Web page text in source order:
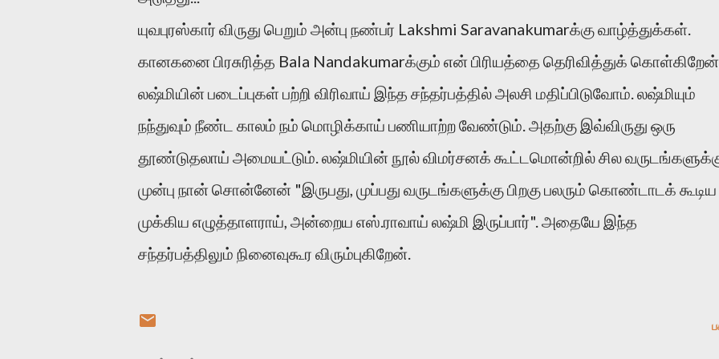
யுவபுரஸ்கார் விருது பெறும் அன்பு நண்பர் Lakshmi Saravanakumarக்கு வாழ்த்துக்கள்.
கானகனை பிரசுரித்த Bala Nandakumarக்கும் என் பிரியத்தை தெரிவித்துக் கொள்கிறேன்.
லஷ்மியின் படைப்புகள் பற்றி விரிவாய் இந்த சந்தர்பத்தில் அலசி மதிப்பிடுவோம். லஷ்மியும்
நந்துவும் நீண்ட காலம் நம் மொழிக்காய் பணியாற்ற வேண்டும். அதற்கு இவ்விருது ஒரு
தூண்டுதலாய் அமையட்டும். லஷ்மியின் நூல் விமர்சனக் கூட்டமொன்றில் சில
முன்பு நான் சொன்னேன் "இருபது, முப்பது வருடங்களுக்கு பிறகு பலரும் கொண்டாடக் கூடிய
முக்கிய எழுத்தாளராய், அன்றைய எஸ்.ராவாய் லஷ்மி இருப்பார்". அதையே இந்த
சந்தர்பத்திலும் நினைவுகூர விரும்புகிறேன்.